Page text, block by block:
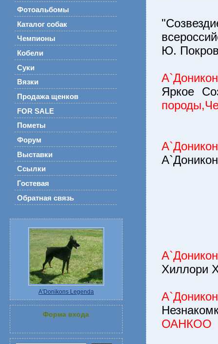
Фотоальбомы
Каталог собак
Чемпионы
Кобели
Суки
Вязки
Продажа щенков
FOR SALE
Пометы
Форум
Выставки
Ссылки
Гостевая
Обратная связь
A'Donikons Legenda
Форма входа
Ю.
Яркое
Хиллори
ОАНКОО